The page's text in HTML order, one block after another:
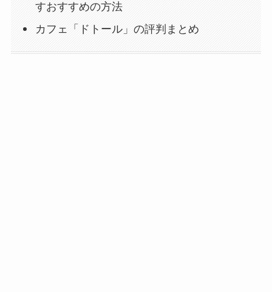
すおすすめの方法
カフェ「ドトール」の評判まとめ